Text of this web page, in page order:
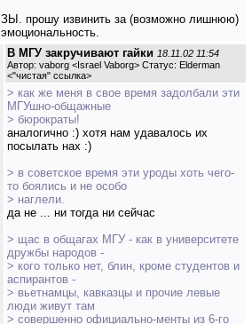
ЗЫ. прошу извинить за (возможно лишнюю)
эмоциональность.
В МГУ закручивают гайки 18.11.02 11:54
Автор: vaborg <Israel Vaborg> Статус: Elderman
<"чистая" ссылка>
> как же меня в свое время задолбали эти
МГУшно-общажные
> бюрократы!
аналогично :) хотя нам удавалось их
посылать нах :)
> в советское время эти уроды хоть чего-
то боялись и не особо
> наглели.
да не ... ни тогда ни сейчас
> щас в общагах МГУ - как в университете
дружбы народов -
> кого только нет, блин, кроме студентов и
аспирантов -
> вьетнамцы, кавказцы и прочие левые
люди живут там
> совершенно официально-менты из 6-го